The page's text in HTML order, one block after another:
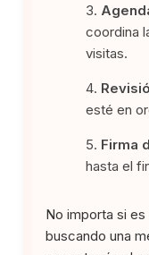
coordina
visitas.
esté en
Firma
hasta el
No importa si
buscando una